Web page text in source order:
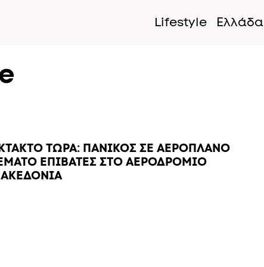
Lifestyle
Ελλάδα
ΤΩΡΑ: ΠΑΝΙΚΟΣ ΣΕ ΑΕΡΟΠΛΑΝΟ
ΕΠΙΒΑΤΕΣ ΣΤΟ ΑΕΡΟΔΡΟΜΙΟ